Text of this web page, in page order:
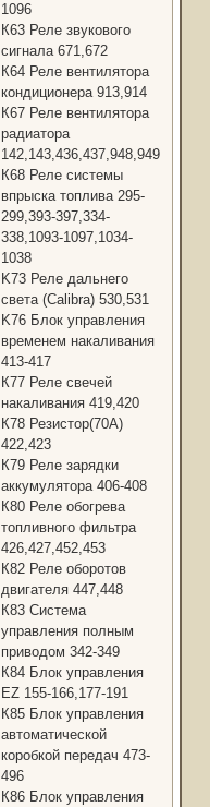
1096
К63 Реле звукового
сигнала 671,672
К64 Реле вентилятора
кондиционера 913,914
К67 Реле вентилятора
радиатора
К68 Реле системы
впрыска топлива 295-
299,393-397,334-
338,1093-1097,1034-
1038
K73 Реле дальнего
света (Calibra) 530,531
K76 Блок управления
временем накаливания
413-417
К77 Реле свечей
накаливания 419,420
К78 Резистор(70А)
422,423
К79 Реле зарядки
аккумулятора 406-408
К80 Реле обогрева
топливного фильтра
426,427,452,453
К82 Реле оборотов
двигателя 447,448
К83 Система
управления полным
приводом 342-349
К84 Блок управления
EZ 155-166,177-191
К85 Блок управления
автоматической
коробкой передач 473-
496
К86 Блок управления